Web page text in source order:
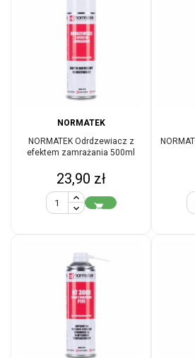
NORMATEK
NORMATEK Odrdzewiacz z
efektem zamrażania 500ml
Cena
23,90 zł
